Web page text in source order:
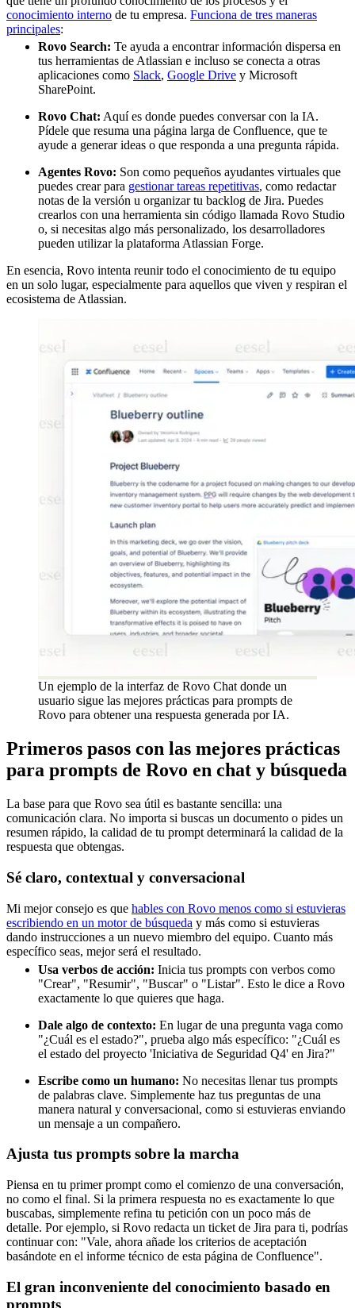
conocimiento interno de tu empresa. Funciona de tres maneras
principales:
Rovo Search: Te ayuda a encontrar información dispersa en
tus herramientas de Atlassian e incluso se conecta a otras
aplicaciones como Slack, Google Drive y Microsoft
SharePoint.
Rovo Chat: Aquí es donde puedes conversar con la IA.
Pídele que resuma una página larga de Confluence, que te
ayude a generar ideas o que responda a una pregunta rápida.
Agentes Rovo: Son como pequeños ayudantes virtuales que
puedes crear para gestionar tareas repetitivas, como redactar
notas de la versión u organizar tu backlog de Jira. Puedes
crearlos con una herramienta sin código llamada Rovo Studio
o, si necesitas algo más personalizado, los desarrolladores
pueden utilizar la plataforma Atlassian Forge.
En esencia, Rovo intenta reunir todo el conocimiento de tu equipo
en un solo lugar, especialmente para aquellos que viven y respiran el
ecosistema de Atlassian.
Un ejemplo de la interfaz de Rovo Chat donde un
usuario sigue las mejores prácticas para prompts de
Rovo para obtener una respuesta generada por IA.
Primeros pasos con las mejores prácticas
para prompts de Rovo en chat y búsqueda
La base para que Rovo sea útil es bastante sencilla: una
comunicación clara. No importa si buscas un documento o pides un
resumen rápido, la calidad de tu prompt determinará la calidad de la
respuesta que obtengas.
Sé claro, contextual y conversacional
Mi mejor consejo es que hables con Rovo menos como si estuvieras
escribiendo en un motor de búsqueda y más como si estuvieras
dando instrucciones a un nuevo miembro del equipo. Cuanto más
específico seas, mejor será el resultado.
Usa verbos de acción: Inicia tus prompts con verbos como
"Crear", "Resumir", "Buscar" o "Listar". Esto le dice a Rovo
exactamente lo que quieres que haga.
Dale algo de contexto: En lugar de una pregunta vaga como
"¿Cuál es el estado?", prueba algo más específico: "¿Cuál es
el estado del proyecto 'Iniciativa de Seguridad Q4' en Jira?"
Escribe como un humano: No necesitas llenar tus prompts
de palabras clave. Simplemente haz tus preguntas de una
manera natural y conversacional, como si estuvieras enviando
un mensaje a un compañero.
Ajusta tus prompts sobre la marcha
Piensa en tu primer prompt como el comienzo de una conversación,
no como el final. Si la primera respuesta no es exactamente lo que
buscabas, simplemente refina tu petición con un poco más de
detalle. Por ejemplo, si Rovo redacta un ticket de Jira para ti, podrías
continuar con: "Vale, ahora añade los criterios de aceptación
basándote en el informe técnico de esta página de Confluence".
El gran inconveniente del conocimiento basado en
prompts